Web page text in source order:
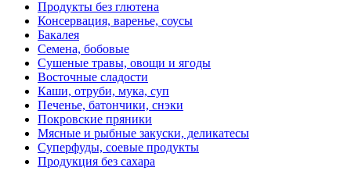
Продукты без глютена
Консервация, варенье, соусы
Бакалея
Семена, бобовые
Сушеные травы, овощи и ягоды
Восточные сладости
Каши, отруби, мука, суп
Печенье, батончики, снэки
Покровские пряники
Мясные и рыбные закуски, деликатесы
Суперфуды, соевые продукты
Продукция без сахара